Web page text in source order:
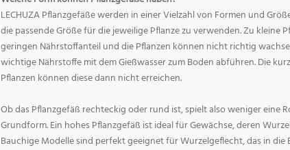
LECHUZA Pflanzgefäße werden in einer Vielzahl von Formen und
die passende Größe für die jeweilige Pflanze zu verwenden. Zu kleine
geringen Nährstoffanteil und die Pflanzen können nicht richtig
wichtige Nährstoffe mit dem Gießwasser zum Boden abführen. Die
Pflanzen können diese dann nicht erreichen.
Ob das Pflanzgefäß rechteckig oder rund ist, spielt also weniger eine
Grundform. Ein hohes Pflanzgefäß ist ideal für Gewächse, deren
Bauchige Modelle sind perfekt geeignet für Wurzelgeflecht, das in die